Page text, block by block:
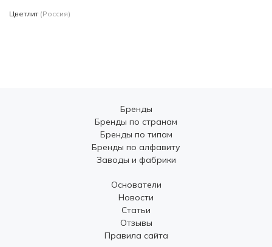
Цветлит (Россия)
Бренды
Бренды по странам
Бренды по типам
Бренды по алфавиту
Заводы и фабрики
Основатели
Новости
Статьи
Отзывы
Правила сайта